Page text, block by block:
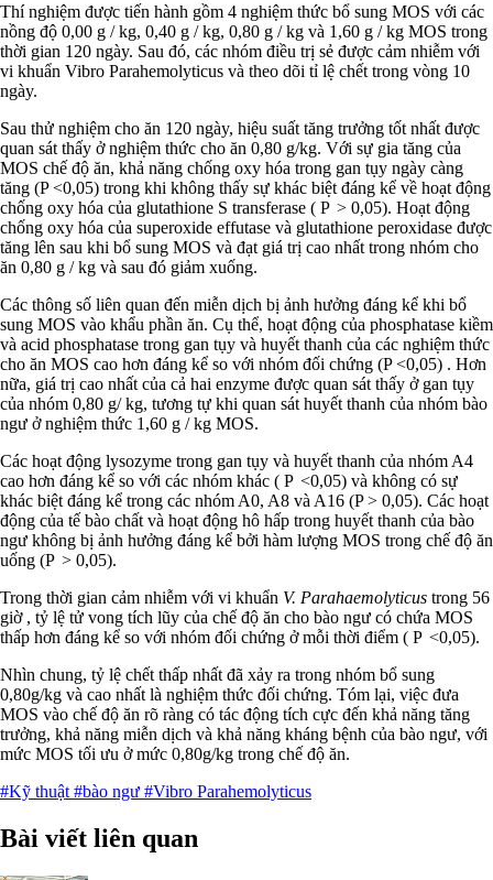
Thí nghiệm được tiến hành gồm 4 nghiệm thức bổ sung MOS với các
nồng độ 0,00 g / kg, 0,40 g / kg, 0,80 g / kg và 1,60 g / kg MOS trong
thời gian 120 ngày. Sau đó, các nhóm điều trị sẻ được cảm nhiễm với
vi khuẩn Vibro Parahemolyticus và theo dõi tỉ lệ chết trong vòng 10
ngày.
Sau thử nghiệm cho ăn 120 ngày, hiệu suất tăng trưởng tốt nhất được
quan sát thấy ở nghiệm thức cho ăn 0,80 g/kg. Với sự gia tăng của
MOS chế độ ăn, khả năng chống oxy hóa trong gan tụy ngày càng
tăng (P <0,05) trong khi không thấy sự khác biệt đáng kể về hoạt động
chống oxy hóa của glutathione S transferase ( P > 0,05). Hoạt động
chống oxy hóa của superoxide effutase và glutathione peroxidase được
tăng lên sau khi bổ sung MOS và đạt giá trị cao nhất trong nhóm cho
ăn 0,80 g / kg và sau đó giảm xuống.
Các thông số liên quan đến miễn dịch bị ảnh hưởng đáng kể khi bổ
sung MOS vào khẩu phần ăn. Cụ thể, hoạt động của phosphatase kiềm
và acid phosphatase trong gan tụy và huyết thanh của các nghiệm thức
cho ăn MOS cao hơn đáng kể so với nhóm đối chứng (P <0,05) . Hơn
nữa, giá trị cao nhất của cả hai enzyme được quan sát thấy ở gan tụy
của nhóm 0,80 g/ kg, tương tự khi quan sát huyết thanh của nhóm bào
ngư ở nghiệm thức 1,60 g / kg MOS.
Các hoạt động lysozyme trong gan tụy và huyết thanh của nhóm A4
cao hơn đáng kể so với các nhóm khác ( P <0,05) và không có sự
khác biệt đáng kể trong các nhóm A0, A8 và A16 (P > 0,05). Các hoạt
động của tế bào chất và hoạt động hô hấp trong huyết thanh của bào
ngư không bị ảnh hưởng đáng kể bởi hàm lượng MOS trong chế độ ăn
uống (P > 0,05).
Trong thời gian cảm nhiễm với vi khuẩn V. Parahaemolyticus trong 56
giờ , tỷ lệ tử vong tích lũy của chế độ ăn cho bào ngư có chứa MOS
thấp hơn đáng kể so với nhóm đối chứng ở mỗi thời điểm ( P <0,05).
Nhìn chung, tỷ lệ chết thấp nhất đã xảy ra trong nhóm bổ sung
0,80g/kg và cao nhất là nghiệm thức đối chứng. Tóm lại, việc đưa
MOS vào chế độ ăn rõ ràng có tác động tích cực đến khả năng tăng
trưởng, khả năng miễn dịch và khả năng kháng bệnh của bào ngư, với
mức MOS tối ưu ở mức 0,80g/kg trong chế độ ăn.
#Kỹ thuật #bào ngư #Vibro Parahemolyticus
Bài viết liên quan